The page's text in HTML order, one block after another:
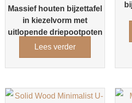
Massief houten bijzettafel
in kiezelvorm met
uitlopende driepootpoten
Lees verder